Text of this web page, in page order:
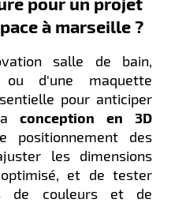
à marseille ?
salle de bain,
ou d'une maquette
pour anticiper
conception en 3D
positionnement des
les dimensions
et de tester
de couleurs et de